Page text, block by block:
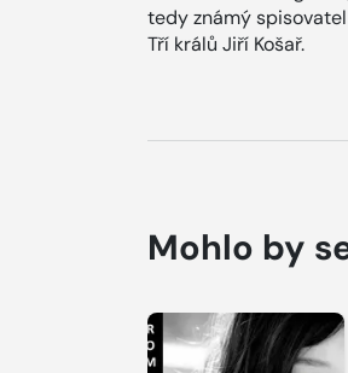
tedy známý
Tří králů Jiří Košař.
Mohlo by